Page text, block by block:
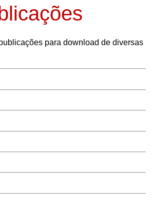
para download de diversas